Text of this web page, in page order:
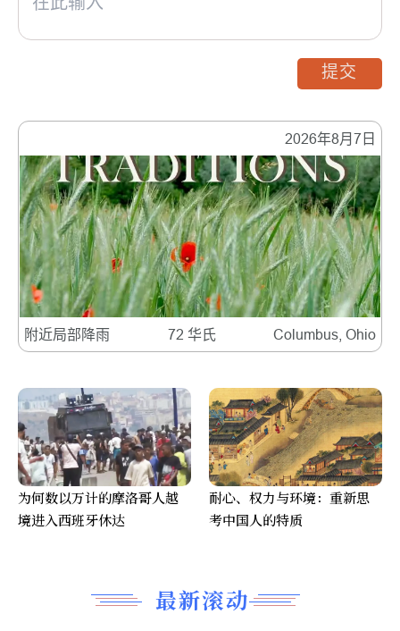
2026年8月7日
附近局部降雨 72 华氏 Columbus, Ohio
最新滚动
提交
为何数以万计的摩洛哥人越
境进入西班牙休达
耐心、权力与环境：重新思
考中国人的特质